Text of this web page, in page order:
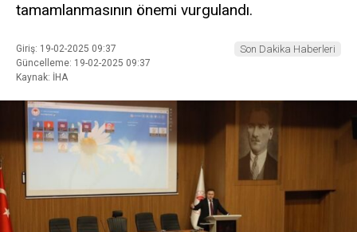
tamamlanmasının önemi vurgulandı.
Giriş: 19-02-2025 09:37
Güncelleme: 19-02-2025 09:37
Kaynak: İHA
Son Dakika Haberleri